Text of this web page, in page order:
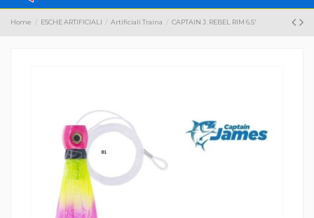
Home ESCHE ARTIFICIALI Artificiali Traina CAPTAIN J. REBEL RIM 6.5'